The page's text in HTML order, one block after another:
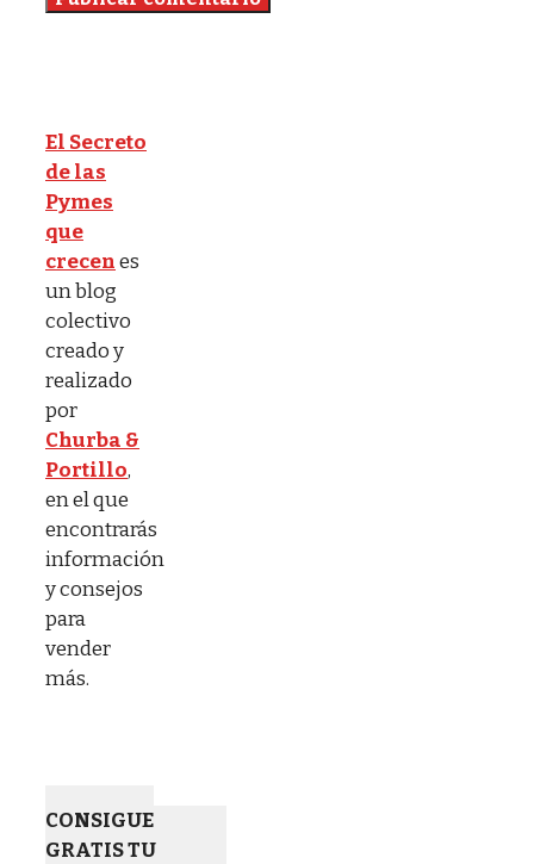
El Secreto
de las
Pymes
que
crecenes
un blog
colectivo
creado y
realizado
por
Churba &
Portillo,
en el que
encontrarás
información
y consejos
para
vender
más.
CONSIGUE
GRATIS TU